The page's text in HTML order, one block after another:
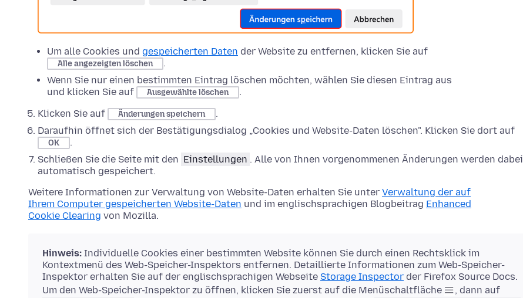
Um alle Cookies und gespeicherten Daten der Website zu entfernen, klicken Sie auf
Alle angezeigten löschen
.
Wenn Sie nur einen bestimmten Eintrag löschen möchten, wählen Sie diesen Eintrag aus
und klicken Sie auf
Ausgewählte löschen
.
Klicken Sie auf
Änderungen speichern
.
Daraufhin öffnet sich der Bestätigungsdialog „Cookies und Website-Daten löschen". Klicken Sie dort auf
OK
.
Schließen Sie die Seite mit den Einstellungen . Alle von Ihnen vorgenommenen Änderungen werden dabei
automatisch gespeichert.
Weitere Informationen zur Verwaltung von Website-Daten erhalten Sie unter Verwaltung der auf
Ihrem Computer gespeicherten Website-Daten und im englischsprachigen Blogbeitrag Enhanced
Cookie Clearing von Mozilla.
Hinweis: Individuelle Cookies einer bestimmten Website können Sie durch einen Rechtsklick im
Kontextmenü des Web-Speicher-Inspektors entfernen. Detaillierte Informationen zum Web-Speicher-
Inspektor erhalten Sie auf der englischsprachigen Webseite Storage Inspector der Firefox Source Docs.
Um den Web-Speicher-Inspektor zu öffnen, klicken Sie zuerst auf die Menüschaltfläche
, dann auf